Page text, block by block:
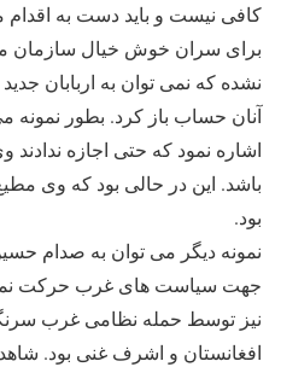
کافی نیست و باید دست به اقدام
برای سران خوش خیال سازمان
نشده که نمی توان به اربابان
آنان حساب باز کرد. بطور نمونه
اشاره نمود که حتی اجازه ندادند
باشد. این در حالی بود که وی
بود.
نمونه دیگر می توان به صدام
جهت سیاست های غرب حرکت
نیز توسط حمله نظامی غرب
افغانستان و اشرف غنی بود.